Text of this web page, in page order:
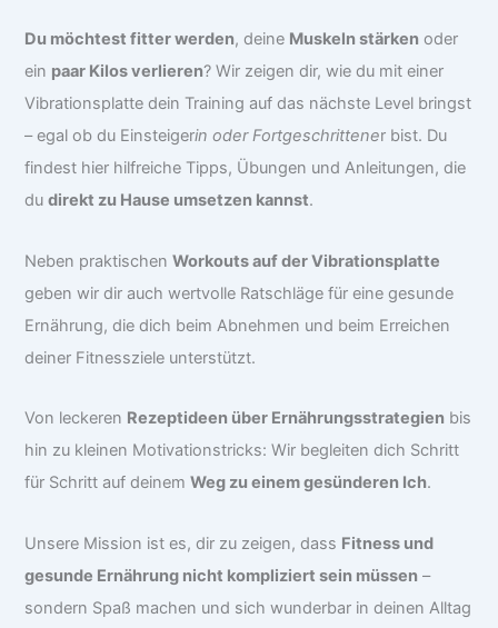
Du möchtest fitter werden, deine Muskeln stärken oder
ein paar Kilos verlieren? Wir zeigen dir, wie du mit einer
Vibrationsplatte dein Training auf das nächste Level bringst
– egal ob du Einsteigerin oder Fortgeschrittener bist. Du
findest hier hilfreiche Tipps, Übungen und Anleitungen, die
dudirekt zu Hause umsetzen kannst.
Neben praktischenWorkouts auf der Vibrationsplatte
geben wir dir auch wertvolle Ratschläge für eine gesunde
Ernährung, die dich beim Abnehmen und beim Erreichen
deiner Fitnessziele unterstützt.
Von leckeren Rezeptideen über Ernährungsstrategien bis
hin zu kleinen Motivationstricks: Wir begleiten dich Schritt
für Schritt auf deinemWeg zu einem gesünderen Ich.
Unsere Mission ist es, dir zu zeigen, dass Fitness und
gesunde Ernährung nicht kompliziert sein müssen –
sondern Spaß machen und sich wunderbar in deinen Alltag